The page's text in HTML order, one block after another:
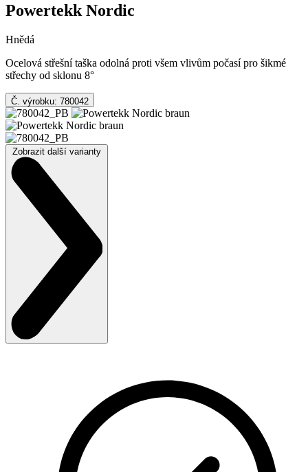
Powertekk Nordic
Hnědá
Ocelová střešní taška odolná proti všem vlivům počasí pro šikmé
střechy od sklonu 8°
Č. výrobku: 780042
Zobrazit další varianty